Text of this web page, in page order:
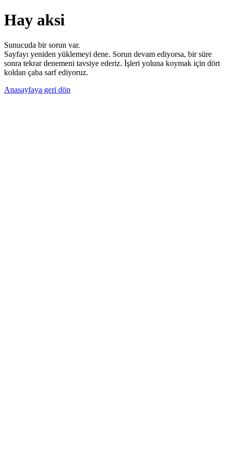
Hay aksi
Sunucuda bir sorun var.
Sayfayı yeniden yüklemeyi dene. Sorun devam ediyorsa, bir süre
sonra tekrar denemeni tavsiye ederiz. İşleri yoluna koymak için dört
koldan çaba sarf ediyoruz.
Anasayfaya geri dön